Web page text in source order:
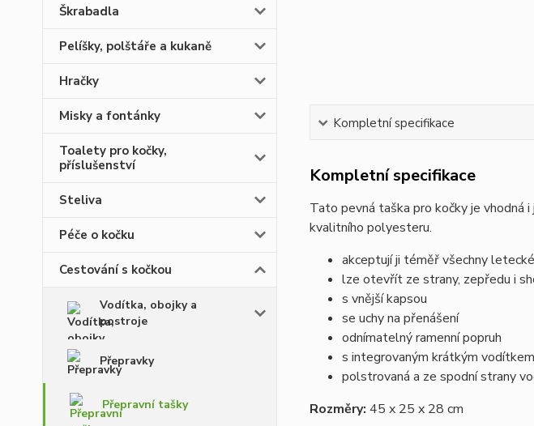
Škrabadla
Pelíšky, polštáře a kukaně
Hračky
Misky a fontánky
Toalety pro kočky,
příslušenství
Steliva
Péče o kočku
Cestování s kočkou
Vodítka, obojky a
postroje
Přepravky
Přepravní tašky
Kompletní specifikace
Kompletní specifikace
Tato pevná taška pro kočky je vhodná i
kvalitního polyesteru.
akceptují ji téměř všechny
lze otevřít ze strany, zepředu i
s vnější kapsou
se uchy na přenášení
odnímatelný ramenní popruh
s integrovaným krátkým
polstrovaná a ze spodní strany
Rozměry: 45 x 25 x 28 cm